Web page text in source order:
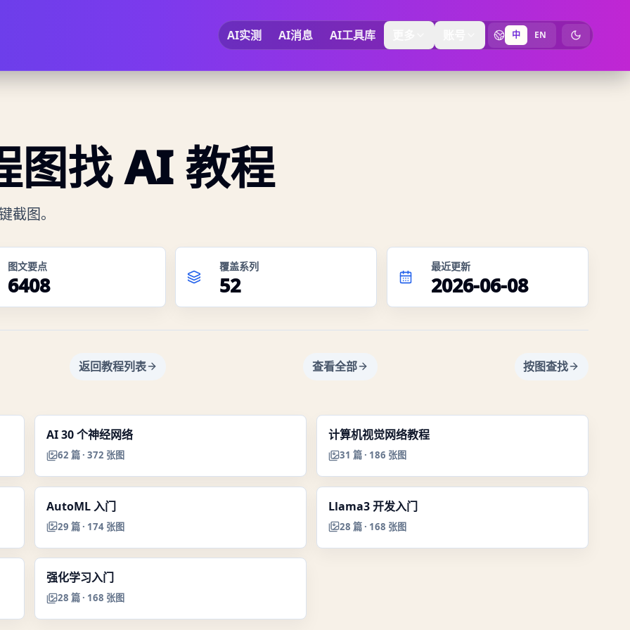
AI实测 AI消息 AI工具库 中 EN 切换为暗黑
图找 AI 教程
截图。
图文要点
6408
覆盖系列
52
最近更新
2026-06-08
返回教程列表 查看全部 按图查找
AI 30 个神经网络
62 篇 · 372 张图
计算机视觉网络教程
31 篇 · 186 张图
AutoML 入门
29 篇 · 174张图
Llama3 开发入门
28 篇 · 168 张图
强化学习入门
28 篇 · 168 张图